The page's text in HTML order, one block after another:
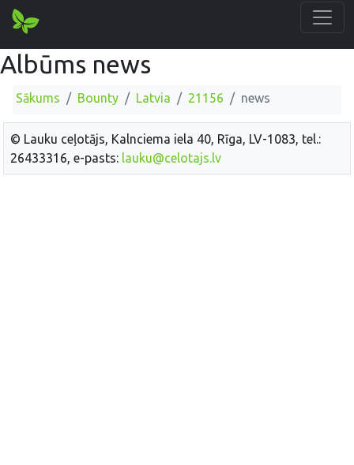
Albūms news
Sākums Bounty Latvia 21156 news
© Lauku ceļotājs, Kalnciema iela 40, Rīga, LV-1083, tel.:
26433316, e-pasts: lauku@celotajs.lv